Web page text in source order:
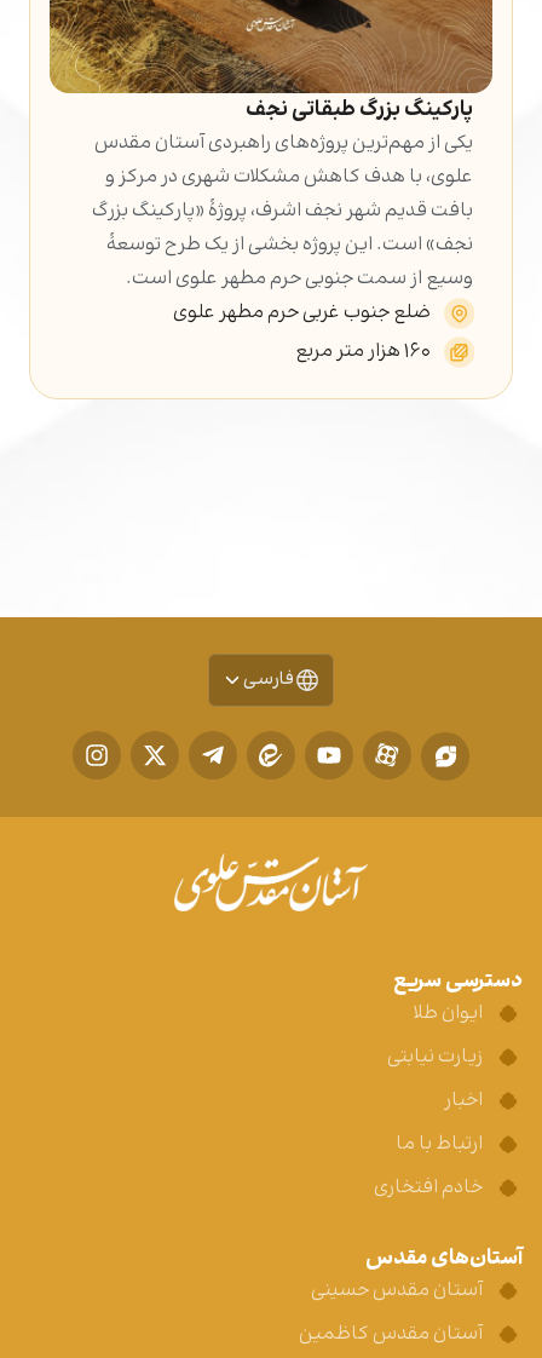
پارکینگ بزرگ طبقاتی نجف
یکی از مهم‌ترین پروژه‌های راهبردی آستان مقدس
علوی، با هدف کاهش مشکلات شهری در مرکز و
بافت قدیم شهر نجف اشرف، پروژۀ «پارکینگ بزرگ
نجف» است. این پروژه بخشی از یک طرح توسعۀ
وسیع از سمت جنوبی حرم مطهر علوی است.
ضلع جنوب غربی حرم مطهر علوی
۱۶۰ هزار متر مربع
فارسی
دسترسی سریع
ایوان طلا
زیارت نیابتی
اخبار
ارتباط با ما
خادم افتخاری
آستان‌های مقدس
آستان مقدس حسینی
آستان مقدس کاظمین